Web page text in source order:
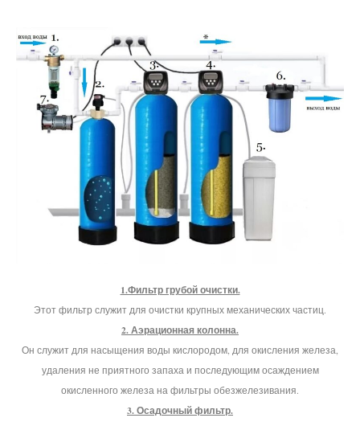
1.Фильтр грубой очистки.
Этот фильтр служит для очистки крупных механических частиц.
2. Аэрационная колонна.
Он служит для насыщения воды кислородом, для окисления железа,
удаления не приятного запаха и последующим осаждением
окисленного железа на фильтры обезжелезивания.
3. Осадочный фильтр.